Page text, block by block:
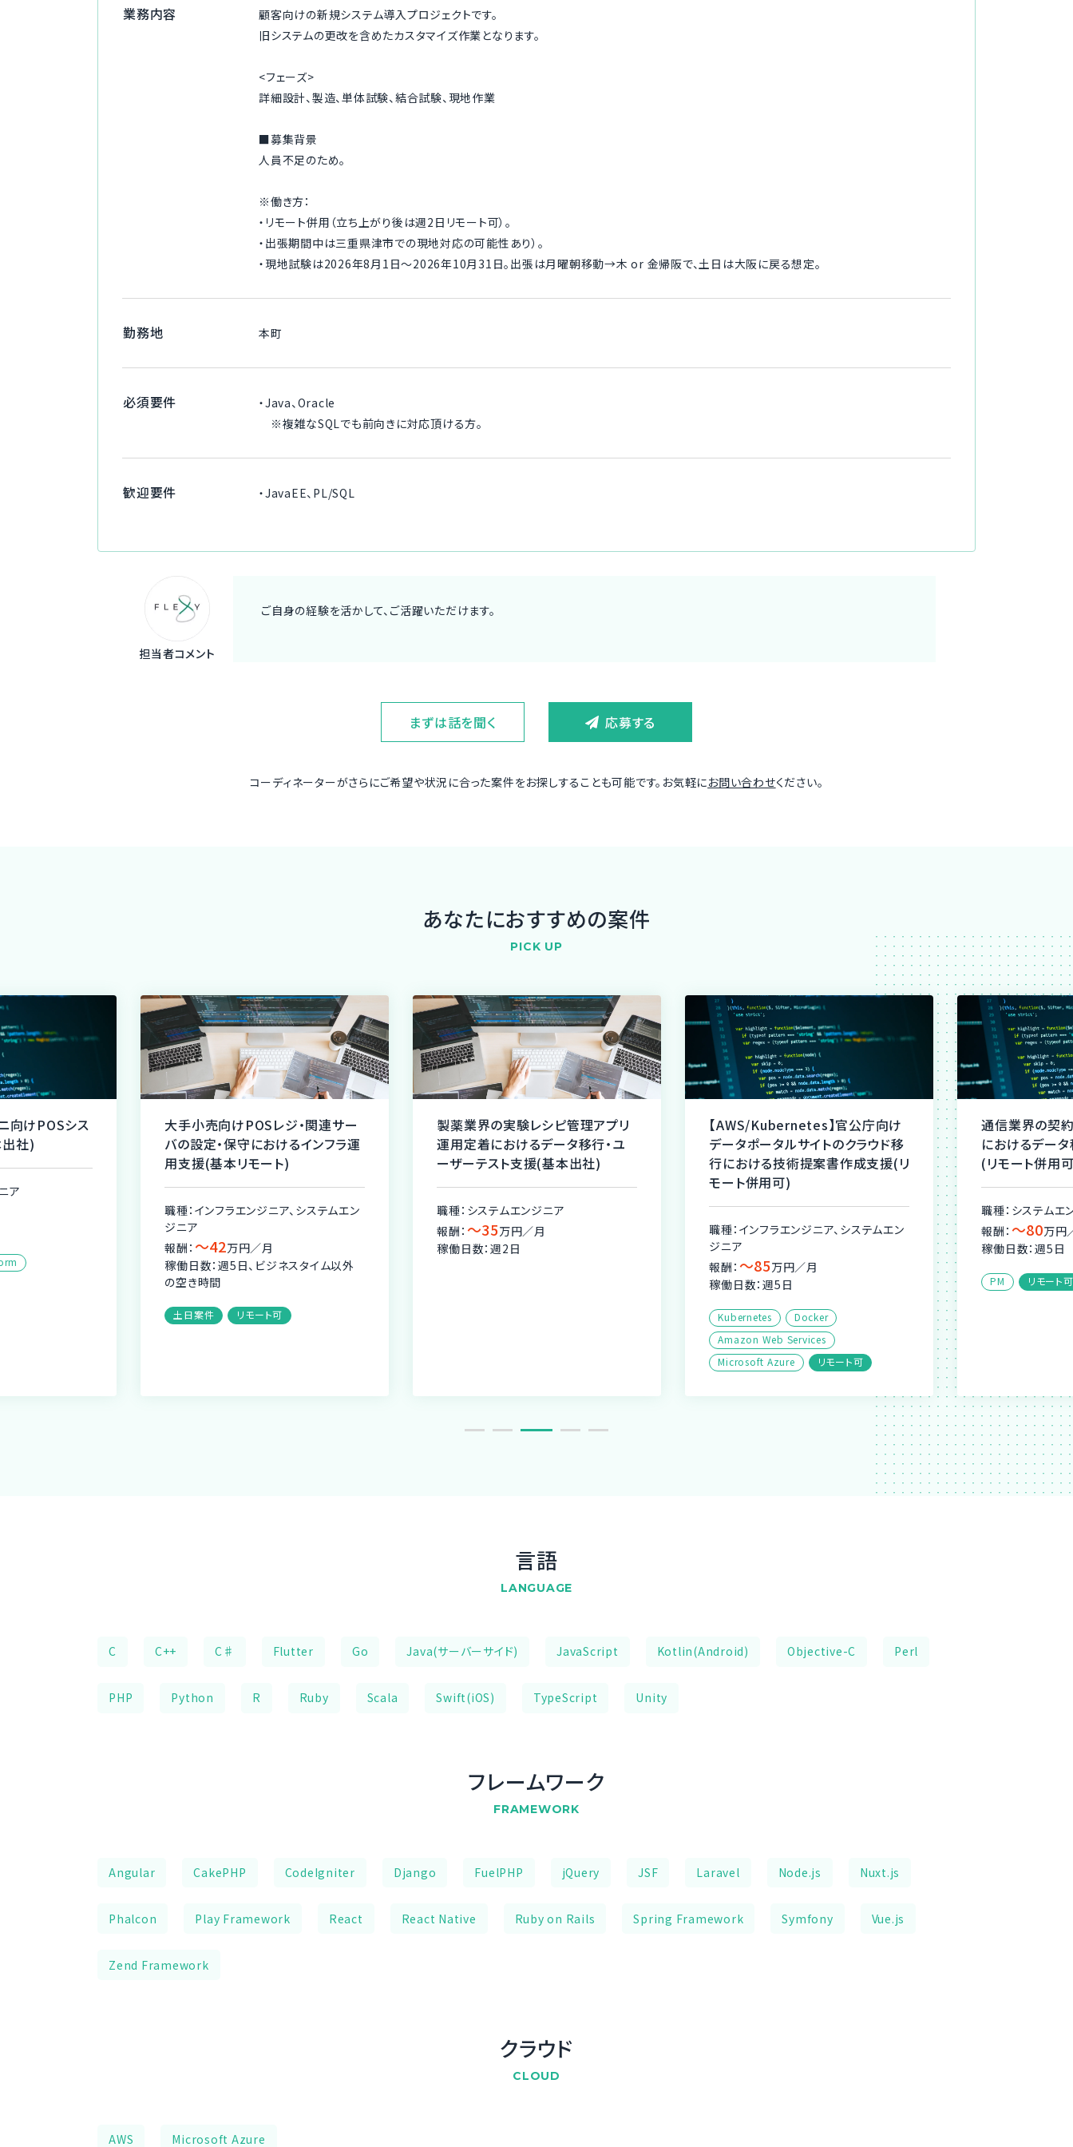
業務内容
顧客向けの新規システム導入プロジェクトです。
旧システムの更改を含めたカスタマイズ作業となります。
<フェーズ>
詳細設計、製造、単体試験、結合試験、現地作業
■募集背景
人員不足のため。
※働き方：
・リモート併用（立ち上がり後は週2日リモート可）。
・出張期間中は三重県津市での現地対応の可能性あり）。
・現地試験は2026年8月1日～2026年10月31日。出張は月曜朝移動→木 or 金帰阪で、土日は大阪に戻る想定。
勤務地 本町
必須要件
・Java、Oracle
※複雑なSQLでも前向きに対応頂ける方。
歓迎要件 ・JavaEE、PL/SQL
担当者コメント
ご自身の経験を活かして、ご活躍いただけます。
まずは話を聞く 応募する
コーディネーターがさらにご希望や状況に合った案件をお探しすることも可能です。お気軽にお問い合わせください。
あなたにおすすめの案件
PICK UP
向けPOSシス
社)
ア
大手小売向けPOSレジ・関連サー
バの設定・保守におけるインフラ運
用支援(基本リモート)
職種：インフラエンジニア、システムエン
ジニア
報酬： 〜42万円／月
稼働日数：週5日、ビジネスタイム以外
の空き時間
土日案件 リモート可
製薬業界の実験レシピ管理アプリ
運用定着におけるデータ移行・ユ
ーザーテスト支援(基本出社)
職種：システムエンジニア
報酬： 〜35万円／月
稼働日数：週2日
【AWS/Kubernetes】官公庁向け
データポータルサイトのクラウド移
行における技術提案書作成支援(リ
モート併用可)
職種：インフラエンジニア、システムエン
ジニア
報酬： 〜85万円／月
稼働日数：週5日
Kubernetes
Docker
Amazon Web Services
Microsoft Azure
リモート可
通信業界の契
におけるデー
(リモート併用
職種：システムエ
報酬： 〜80万円
稼働日数：週5日
PM リモート可
言語
LANGUAGE
C C++ C♯ Flutter Go Java(サーバーサイド) JavaScript Kotlin(Android) Objective-C Perl
PHP Python R Ruby Scala Swift(iOS) TypeScript Unity
フレームワーク
FRAMEWORK
Angular CakePHP CodeIgniter Django FuelPHP jQuery JSF Laravel Node.js Nuxt.js
Phalcon Play Framework React React Native Ruby on Rails Spring Framework Symfony Vue.js
Zend Framework
クラウド
CLOUD
AWS Microsoft Azure